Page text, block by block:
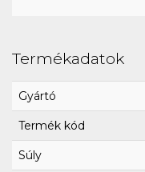
Termékadatok
Gyártó
Termék kód
Súly